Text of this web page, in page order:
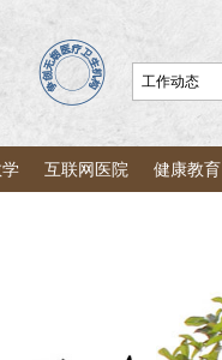
互联网医院 健康教育